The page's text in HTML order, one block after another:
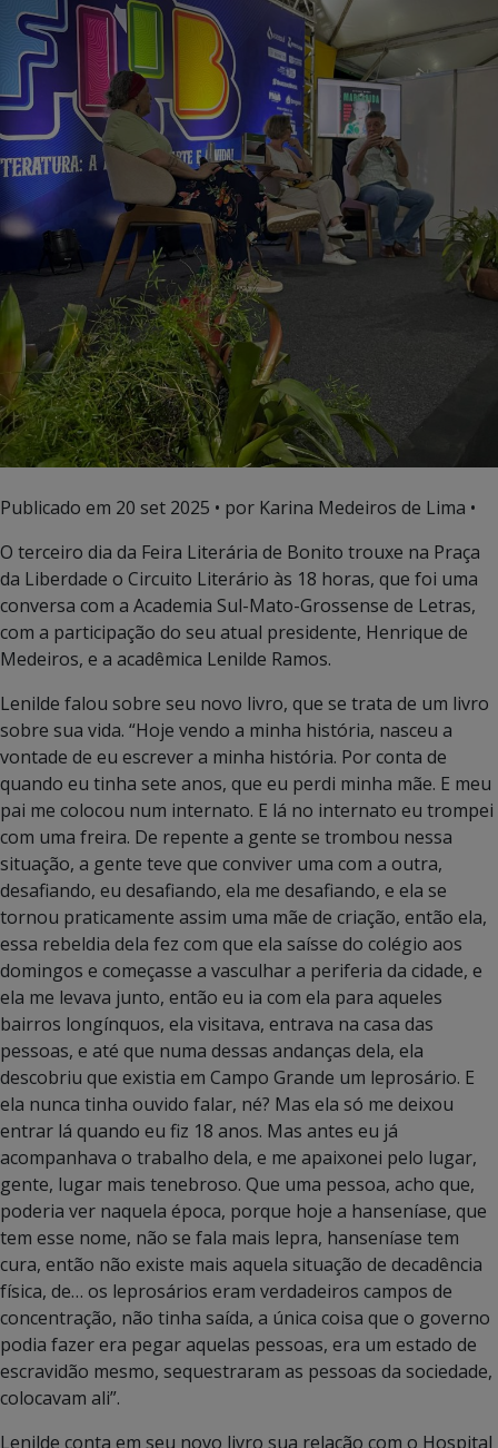
Publicado em 20 set 2025 • por Karina Medeiros de Lima •
O terceiro dia da Feira Literária de Bonito trouxe na Praça
da Liberdade o Circuito Literário às 18 horas, que foi uma
conversa com a Academia Sul-Mato-Grossense de Letras,
com a participação do seu atual presidente, Henrique de
Medeiros, e a acadêmica Lenilde Ramos.
Lenilde falou sobre seu novo livro, que se trata de um livro
sobre sua vida. “Hoje vendo a minha história, nasceu a
vontade de eu escrever a minha história. Por conta de
quando eu tinha sete anos, que eu perdi minha mãe. E meu
pai me colocou num internato. E lá no internato eu trompei
com uma freira. De repente a gente se trombou nessa
situação, a gente teve que conviver uma com a outra,
desafiando, eu desafiando, ela me desafiando, e ela se
tornou praticamente assim uma mãe de criação, então ela,
essa rebeldia dela fez com que ela saísse do colégio aos
domingos e começasse a vasculhar a periferia da cidade, e
ela me levava junto, então eu ia com ela para aqueles
bairros longínquos, ela visitava, entrava na casa das
pessoas, e até que numa dessas andanças dela, ela
descobriu que existia em Campo Grande um leprosário. E
ela nunca tinha ouvido falar, né? Mas ela só me deixou
entrar lá quando eu fiz 18 anos. Mas antes eu já
acompanhava o trabalho dela, e me apaixonei pelo lugar,
gente, lugar mais tenebroso. Que uma pessoa, acho que,
poderia ver naquela época, porque hoje a hanseníase, que
tem esse nome, não se fala mais lepra, hanseníase tem
cura, então não existe mais aquela situação de decadência
física, de… os leprosários eram verdadeiros campos de
concentração, não tinha saída, a única coisa que o governo
podia fazer era pegar aquelas pessoas, era um estado de
escravidão mesmo, sequestraram as pessoas da sociedade,
colocavam ali”.
Lenilde conta em seu novo livro sua relação com o Hospital